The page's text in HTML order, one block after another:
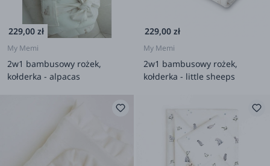
229,00 zł
My Memi
2w1 bambusowy rożek,
kołderka - alpacas
229,00 zł
My Memi
2w1 bambusowy rożek,
kołderka - little sheeps